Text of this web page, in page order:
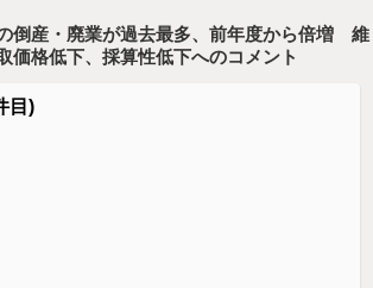
倒産・廃業が過去最多、前年度から倍増 維
価格低下、採算性低下へのコメント
目)